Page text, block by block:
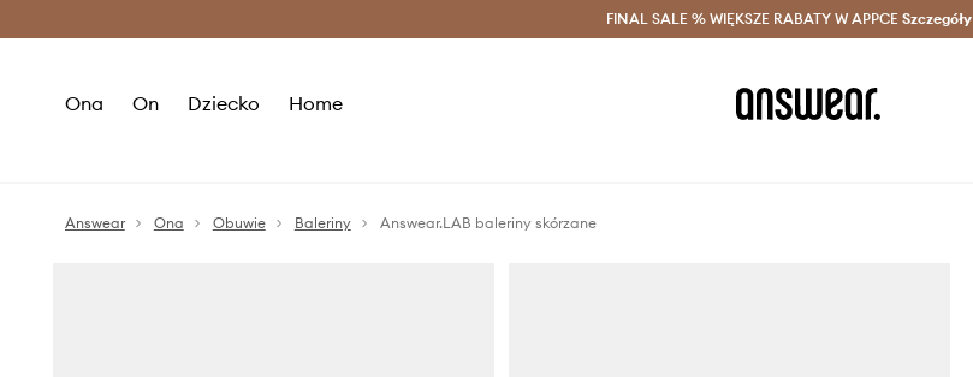
Oszczędzaj z Answear Club > Dostawa nawet w 24h >
FINAL SALE % WIĘKSZE RABATY W APPCE Szczegóły
Ona On Dziecko Home
Answear Ona Obuwie Baleriny Answear.LAB baleriny skórzane